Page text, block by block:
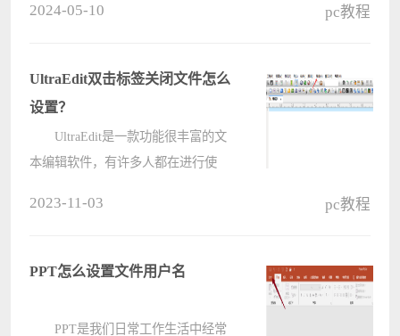
来看看具体的解决办法吧。 方法
一： ????
2024-05-10 pc教程
UltraEdit双击标签关闭文件怎么
设置？
UltraEdit是一款功能很丰富的文
本编辑软件，有许多人都在进行使
广大用户们分享具体的操作步骤，希
2023-11-03 pc教程
PPT怎么设置文件用户名
PPT是我们日常工作生活中经常